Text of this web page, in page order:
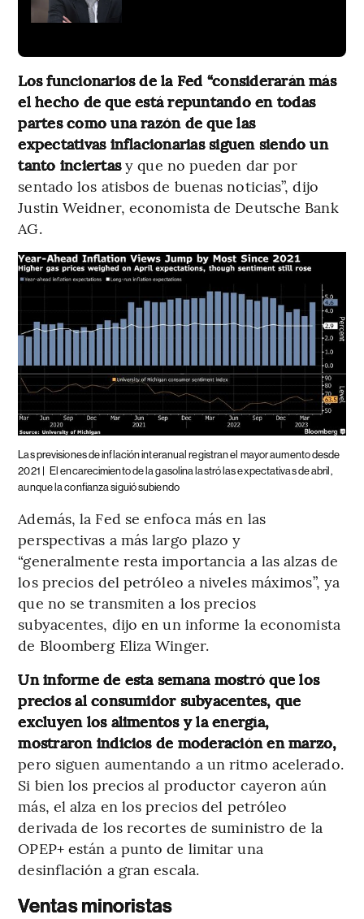
Los funcionarios de la Fed “considerarán más
el hecho de que está repuntando en todas
partes como una razón de que las
expectativas inflacionarias siguen siendo un
tanto inciertasy que no pueden dar por
sentado los atisbos de buenas noticias”, dijo
Justin Weidner, economista de Deutsche Bank
AG.
Las previsiones de inflación interanual registran el mayor aumento desde
2021 |
El encarecimiento de la gasolina lastró las expectativas de abril,
aunque la confianza siguió subiendo
Además, la Fed se enfoca más en las
perspectivas a más largo plazo y
“generalmente resta importancia a las alzas de
los precios del petróleo a niveles máximos”, ya
que no se transmiten a los precios
subyacentes, dijo en un informe la economista
de Bloomberg Eliza Winger.
Un informe de esta semana mostró que los
precios al consumidor subyacentes, que
excluyen los alimentos y la energía,
mostraron indicios de moderación en marzo,
pero siguen aumentando a un ritmo acelerado.
Si bien los precios al productor cayeron aún
más, el alza en los precios del petróleo
derivada de los recortes de suministro de la
OPEP+ están a punto de limitar una
desinflación a gran escala.
Ventas minoristas